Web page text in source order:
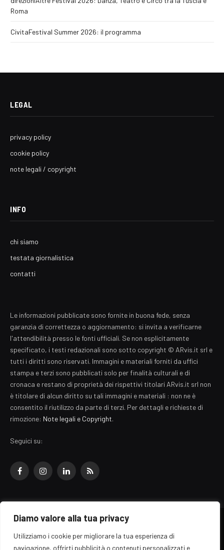
Diamo valore alla tua privacy
Utilizziamo i cookie per migliorare la tua esperienza di
navigazione, offrirti pubblicità o contenuti personalizzati e
Roma
CivitaFestival Summer 2026: il programma
LEGAL
privacy policy
cookie policy
note legali / copyright
INFO
chi siamo
testata giornalistica
contatti
Le informazioni pubblicate sono fornite in buona fede, senza
garanzia di correttezza o aggiornamento: si invita a verificarne
l'attendibilità presso le fonti ufficiali. Se non esplicitamente
specificato, i testi redazionali sono sotto copyright © ARvis.it srl e
tutti i diritti sono riservati. Immagini e materiali forniti da uffici
stampa e terzi sono pubblicati solo per finalità culturali e di
cronaca e restano di proprietà dei rispettivi titolari ARvis.it srl non
è titolare di alcun diritto su tali immagini e materiali : non ne è
consentito il riutilizzo da parte di terzi. Per dettagli e richieste di
rimozione: Note legali e Copyright.
Seguici su:
FacebookInstagramLinkedInRSS
© 2026 EZ Rome Designed by ARvis.it
Il portale EZ Rome e' una testata giornalistica di carattere generalista